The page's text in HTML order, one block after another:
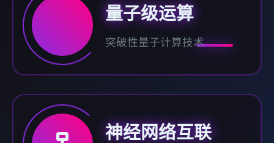
量子级运算
突破性量子计算技术
神经网络互联